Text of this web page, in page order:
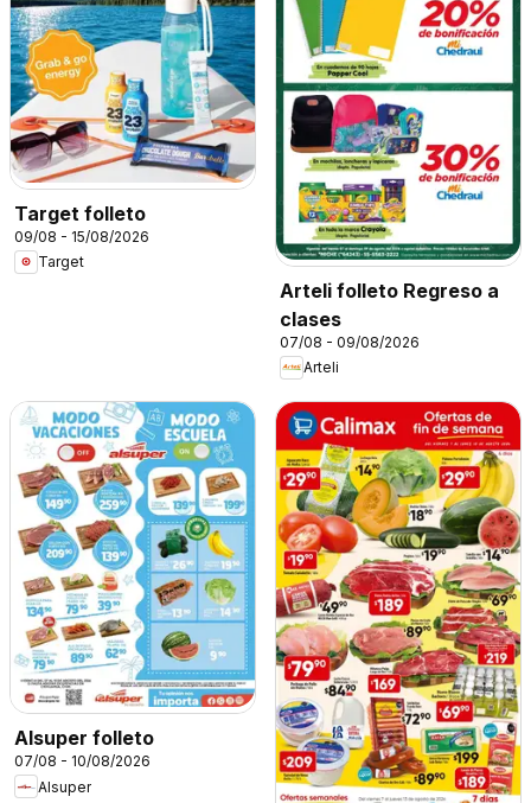
Target folleto
09/08 - 15/08/2026
Target
Arteli folleto Regreso a
clases
07/08 - 09/08/2026
Arteli
Alsuper folleto
07/08 - 10/08/2026
Alsuper